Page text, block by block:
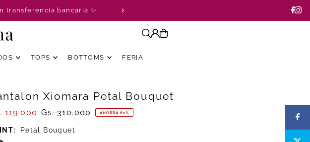
transferencia bancaria ✨
TOPS BOTTOMS FERIA
Xiomara Petal Bouquet
119.000 Gs. 310.000 AHORRA 61%
Petal Bouquet